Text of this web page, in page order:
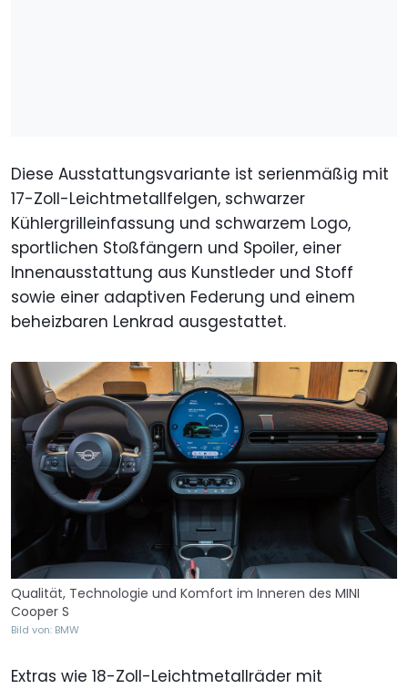
Diese Ausstattungsvariante ist serienmäßig mit
17-Zoll-Leichtmetallfelgen, schwarzer
Kühlergrilleinfassung und schwarzem Logo,
sportlichen Stoßfängern und Spoiler, einer
Innenausstattung aus Kunstleder und Stoff
sowie einer adaptiven Federung und einem
beheizbaren Lenkrad ausgestattet.
Qualität, Technologie und Komfort im Inneren des MINI
Cooper S
Bild von: BMW
Extras wie 18-Zoll-Leichtmetallräder mit